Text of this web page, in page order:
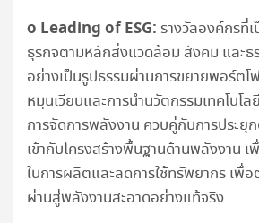
o Leading of ESG: รางวัลองค์กรที่เ
ธุรกิจตามหลักสิ่งแวดล้อม สังคม และธ
อย่างเป็นรูปธรรมผ่านการขยายพอร์ตโ
หมุนเวียนและการนำนวัตกรรมเทคโนโ
การจัดการพลังงาน ควบคู่กับการประยุ
เข้ากับโครงสร้างพื้นฐานด้านพลังงาน
ในการผลิตและลดการใช้ทรัพยากร เพื่
ผ่านสู่พลังงานสะอาดอย่างแท้จริง